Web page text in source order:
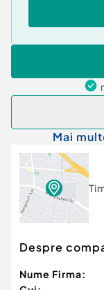
Mai
Despre
Nume Firma: